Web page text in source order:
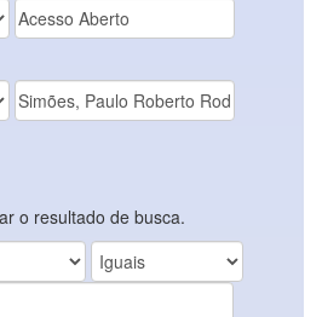
o resultado de busca.